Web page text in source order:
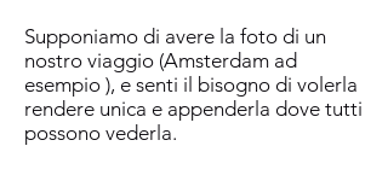
Supponiamo di avere la foto di un
nostro viaggio (Amsterdam ad
esempio ), e senti il bisogno di volerla
rendere unica e appenderla dove tutti
possono vederla.